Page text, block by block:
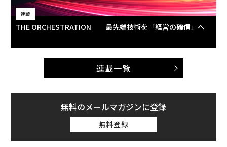
連載
THE ORCHESTRATION──最先端技術を「経営の確信」へ
連載一覧
無料のメールマガジンに登録
無料登録